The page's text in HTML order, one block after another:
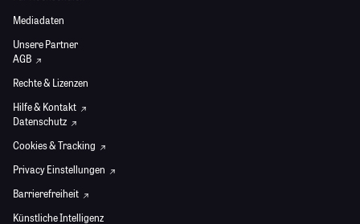
Mediadaten
Unsere Partner
AGB
Rechte & Lizenzen
Hilfe & Kontakt
Datenschutz
Cookies & Tracking
Privacy Einstellungen
Barrierefreiheit
Künstliche Intelligenz